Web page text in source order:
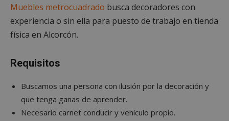
Muebles metrocuadrado busca decoradores con
experiencia o sin ella para puesto de trabajo en tienda
física en Alcorcón.
Requisitos
Buscamos una persona con ilusión por la decoración y
que tenga ganas de aprender.
Necesario carnet conducir y vehículo propio.